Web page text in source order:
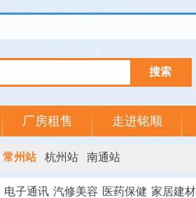
厂房租售 走进铭顺
常州站 杭州站 南通站
电子通讯 汽修美容 医药保健 家居建材